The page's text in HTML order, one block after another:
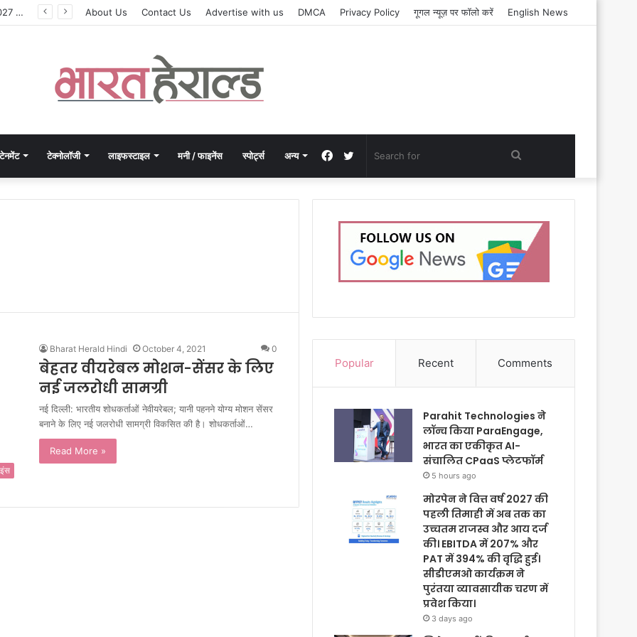
मोरपेन ने वित्त वर्ष 2027 की पहली तिमाही में अब तक का उच्चतम राजस्व और आय दर्ज की। EBITDA में 207% और PAT में 394% की वृद्धि हुई। सीडीएमओ कार्यक्रम ने पुरंतया व्यावसायीक चरण में प्रवेश किया। About Us Contact Us Advertise with us DMCA Privacy Policy गूगल न्यूज़ पर फॉलो करें English News
टेक्नोलॉजी लाइफस्टाइल मनी / फाइनेंस स्पोर्ट्स अन्य
for
Twitter
Facebook
Bharat Herald Hindi October 4, 2021 0
बेहतर वीयरेबल मोशन-सेंसर के लिए
नई जलरोधी सामग्री
नई दिल्ली: भारतीय शोधकर्ताओं नेवीयरेबल; यानी पहनने योग्य मोशन सेंसर
बनाने के लिए नई जलरोधी सामग्री विकसित की है। शोधकर्ताओं…
Read More »
Popular Recent Comments
Parahit Technologies ने
लॉन्च किया ParaEngage,
भारत का एकीकृत AI-
संचालित CPaaS प्लेटफॉर्म
5 hours ago
मोरपेन ने वित्त वर्ष 2027 की
पहली तिमाही में अब तक का
उच्चतम राजस्व और आय दर्ज
की। EBITDA में 207% और
PAT में 394% की वृद्धि हुई।
सीडीएमओ कार्यक्रम ने
पुरंतया व्यावसायीक चरण में
प्रवेश किया।
3 days ago